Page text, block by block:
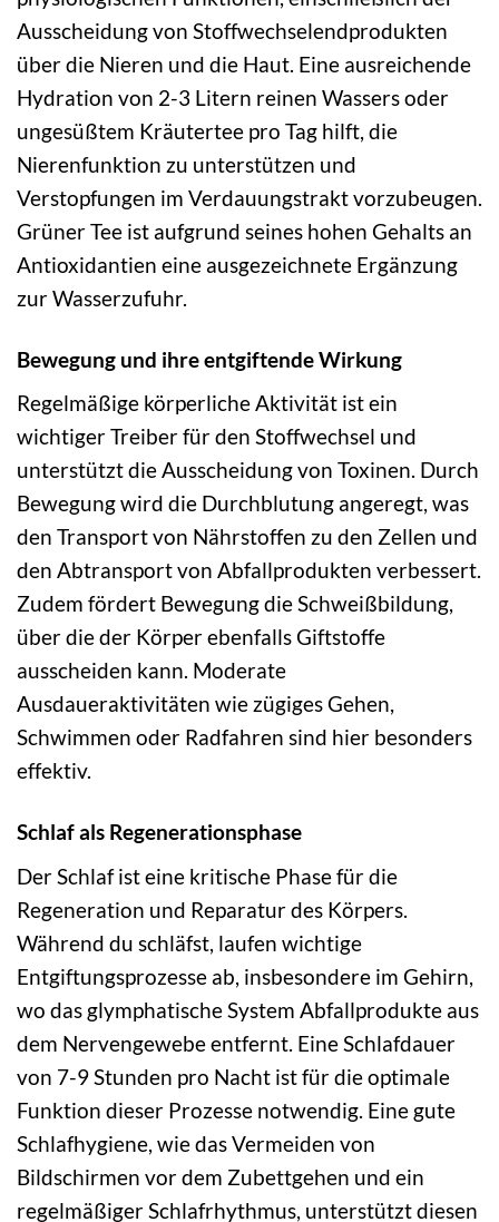
Ausscheidung von Stoffwechselendprodukten
über die Nieren und die Haut. Eine ausreichende
Hydration von 2-3 Litern reinen Wassers oder
ungesüßtem Kräutertee pro Tag hilft, die
Nierenfunktion zu unterstützen und
Verstopfungen im Verdauungstrakt vorzubeugen.
Grüner Tee ist aufgrund seines hohen Gehalts an
Antioxidantien eine ausgezeichnete Ergänzung
zur Wasserzufuhr.
Bewegung und ihre entgiftende Wirkung
Regelmäßige körperliche Aktivität ist ein
wichtiger Treiber für den Stoffwechsel und
unterstützt die Ausscheidung von Toxinen. Durch
Bewegung wird die Durchblutung angeregt, was
den Transport von Nährstoffen zu den Zellen und
den Abtransport von Abfallprodukten verbessert.
Zudem fördert Bewegung die Schweißbildung,
über die der Körper ebenfalls Giftstoffe
ausscheiden kann. Moderate
Ausdaueraktivitäten wie zügiges Gehen,
Schwimmen oder Radfahren sind hier besonders
effektiv.
Schlaf als Regenerationsphase
Der Schlaf ist eine kritische Phase für die
Regeneration und Reparatur des Körpers.
Während du schläfst, laufen wichtige
Entgiftungsprozesse ab, insbesondere im Gehirn,
wo das glymphatische System Abfallprodukte aus
dem Nervengewebe entfernt. Eine Schlafdauer
von 7-9 Stunden pro Nacht ist für die optimale
Funktion dieser Prozesse notwendig. Eine gute
Schlafhygiene, wie das Vermeiden von
Bildschirmen vor dem Zubettgehen und ein
regelmäßiger Schlafrhythmus, unterstützt diesen